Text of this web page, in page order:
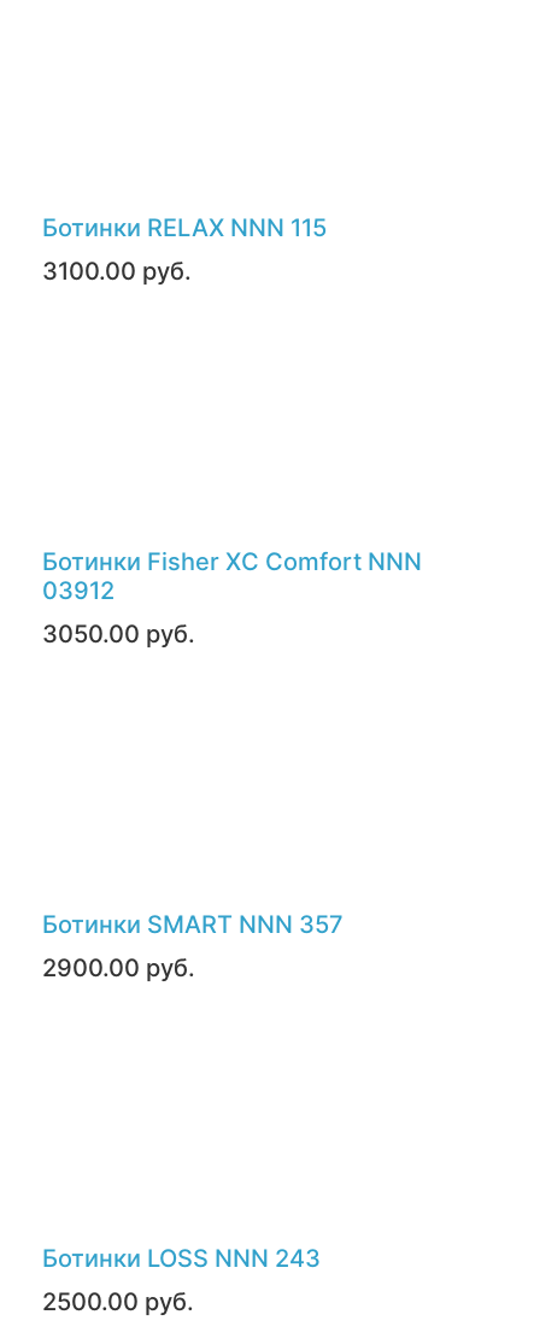
Ботинки RELAX NNN 115
3100.00 руб.
Ботинки Fisher XC Comfort NNN
03912
3050.00 руб.
Ботинки SMART NNN 357
2900.00 руб.
Ботинки LOSS NNN 243
2500.00 руб.